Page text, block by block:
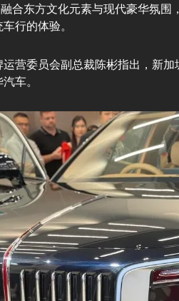
合东方文化元素与现代豪华氛
行的体验。
营委员会副总裁陈彬指出，新
车。